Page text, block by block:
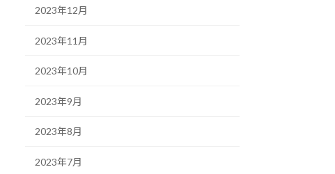
2023年12月
2023年11月
2023年10月
2023年9月
2023年8月
2023年7月